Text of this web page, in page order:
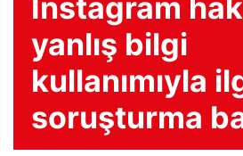
Instagram
yanlış bilgi
kullanımıyla
soruşturma